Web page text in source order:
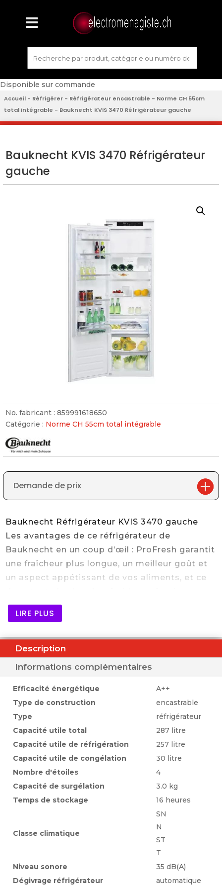
Disponible sur commande
Accueil - Réfrigérer - Réfrigérateur encastrable - Norme CH 55cm
total intégrable - Bauknecht KVIS 3470 Réfrigérateur gauche
Bauknecht KVIS 3470 Réfrigérateur
gauche
No. fabricant : 859991618650
Catégorie : Norme CH 55cm total intégrable
Demande de prix
Bauknecht Réfrigérateur KVIS 3470 gauche
Les avantages de ce réfrigérateur de
Bauknecht en un coup d’œil : ProFresh garantit
une fraîcheur plus longue, un meilleur goût et
un aspect appétissant de vos aliments, et ce
optimisation permanente de la température et
de l’humidité. (Sur la base de tests
sur des combinaisons
réfrigérateur/congélateur Bauknecht avec la
technologie ProFresh par rapport à un
réfrigérateur Bauknecht Total NoFrost sans
technologie ProFresh) Le filtre Hygiene+ filtre
l’air en continu et est la première protection
hygiénique certifiée sur le marché. En 3 heures,
il réduit jusqu’à 90 % les odeurs fortes comme
celles de l’ail, du poisson et du fromage. La
protection antibactérienne à la surface du
filtre élimine 99 % des germes et des bactéries
dans l’ensemble de la chambre froide.
D’excellentes conditions de stockage pour la
viande et le poisson frais grâce à la
technologie 0° BioZone, qui mesure et régule
en permanence la température et l’humidité
dans des zones sélectionnables de l’appareil.
Stockage sûr des bouteilles grâce à une
LIRE PLUS
Description
Informations complémentaires
Efficacité énergétique
A++
Type de construction
encastrable
Type
réfrigérateur
Capacité utile total
287 litre
Capacité utile de réfrigération
257 litre
Capacité utile de congélation
30 litre
Nombre d'étoiles
4
Capacité de surgélation
3.0 kg
Temps de stockage
16 heures
Classe climatique
SN
N
ST
T
Niveau sonore
35 dB(A)
Dégivrage réfrigérateur
automatique